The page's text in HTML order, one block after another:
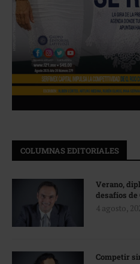
COLUMNAS EDITORIALES
Verano,
desafíos de
4 agosto,
Competir